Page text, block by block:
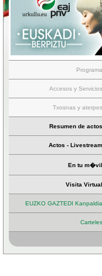
Programa
Accesos y Servicios
Txosnas y aterpes
Resumen de actos
Actos - Livestream
En tu m�vil
Visita Virtual
EUZKO GAZTEDI Kanpaldia
Carteles